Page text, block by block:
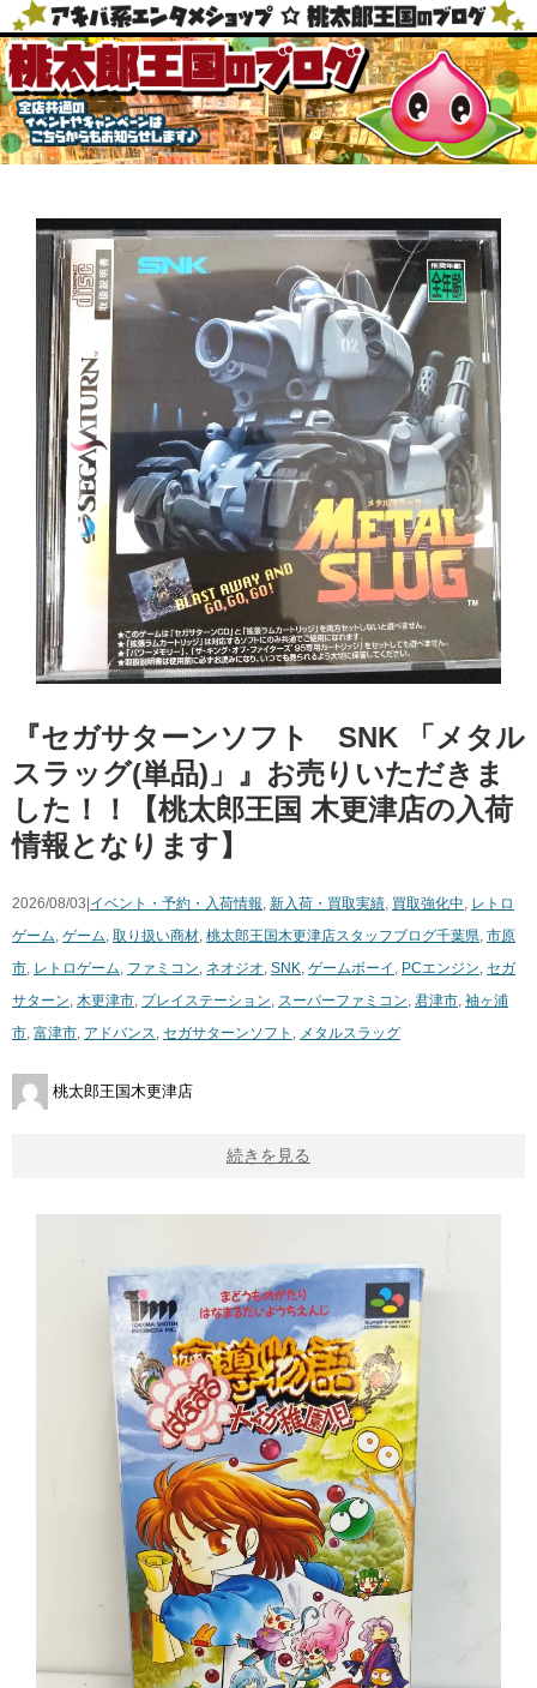
『セガサターンソフト SNK 「メタル
スラッグ(単品)」』お売りいただきま
した！！【桃太郎王国 木更津店の入荷
情報となります】
2026/08/03| イベント・予約・入荷情報, 新入荷・買取実績, 買取強化中, レトロ
ゲーム, ゲーム, 取り扱い商材, 桃太郎王国木更津店スタッフブログ千葉県, 市原
市, レトロゲーム, ファミコン, ネオジオ, SNK, ゲームボーイ , PCエンジン, セガ
サターン, 木更津市, プレイステーション, スーパーファミコン, 君津市, 袖ヶ浦
市, 富津市, アドバンス, セガサターンソフト , メタルスラッグ
桃太郎王国木更津店
続きを見る